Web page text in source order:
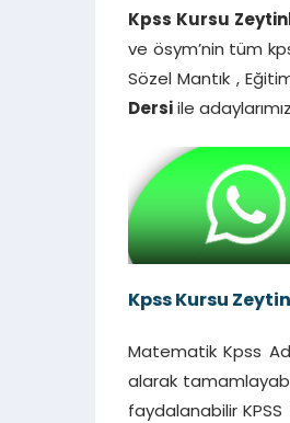
Kpss Kursu
ve ösym’nin tüm
Sözel Mantık ,
Dersi ile
Kpss Kursu
Matematik Kpss
alarak
faydalanabilir